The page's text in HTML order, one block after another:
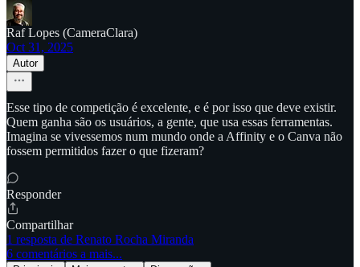
Raf Lopes (CameraClara)
Oct 31, 2025
Autor
Esse tipo de competição é excelente, e é por isso que deve existir.
Quem ganha são os usuários, a gente, que usa essas ferramentas.
Imagina se vivessemos num mundo onde a Affinity e o Canva não
fossem permitidos fazer o que fizeram?
Responder
Compartilhar
1 resposta de Renato Rocha Miranda
6 comentários a mais...